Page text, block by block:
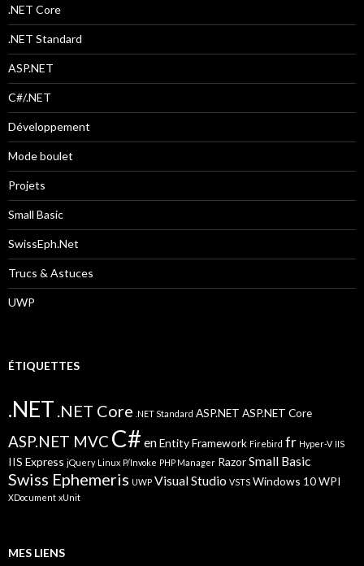
h
e
r
:
.NET Core
.NET Standard
ASP.NET
C#/.NET
Développement
Mode boulet
Projets
Small Basic
SwissEph.Net
Trucs & Astuces
UWP
ÉTIQUETTES
.NET .NET Core .NET Standard ASP.NET ASP.NET Core
ASP.NET MVC C#enEntity Framework Firebird fr Hyper-V IIS
IIS Express jQuery Linux P/Invoke PHP Manager RazorSmall Basic
Swiss Ephemeris UWP Visual Studio VSTS Windows 10WPI
XDocument xUnit
MES LIENS